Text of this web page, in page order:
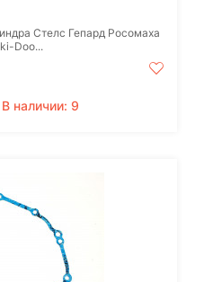
Стелс Гепард Росомаха
Doo...
В наличии: 9